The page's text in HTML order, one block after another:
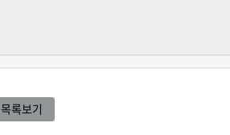
목록보기